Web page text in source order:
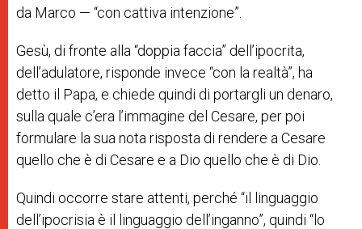
da Marco — “con cattiva intenzione”.
Gesù, di fronte alla “doppia faccia” dell’ipocrita,
dell’adulatore, risponde invece “con la realtà”, ha
detto il Papa, e chiede quindi di portargli un denaro,
sulla quale c’era l’immagine del Cesare, per poi
formulare la sua nota risposta di rendere a Cesare
quello che è di Cesare e a Dio quello che è di Dio.
Quindi occorre stare attenti, perché “il linguaggio
dell’ipocrisia è il linguaggio dell’inganno”, quindi “lo